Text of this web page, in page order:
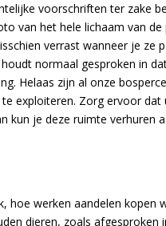
voorschriften ter zake
van het hele lichaam van
verrast wanneer je ze
normaal gesproken in
Helaas zijn al onze
exploiteren. Zorg ervoor
kun je deze ruimte verhuren
hoe werken aandelen kopen
dieren, zoals afgesproken